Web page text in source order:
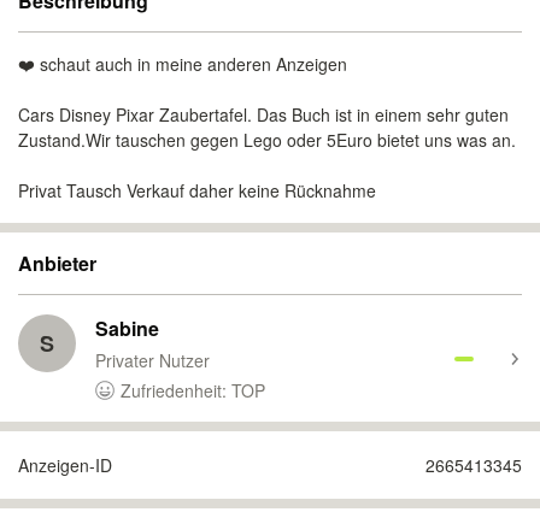
❤️ schaut auch in meine anderen Anzeigen
Cars Disney Pixar Zaubertafel. Das Buch ist in einem sehr guten
Zustand.Wir tauschen gegen Lego oder 5Euro bietet uns was an.
Privat Tausch Verkauf daher keine Rücknahme
Anbieter
S Sabine
Privater Nutzer
Zufriedenheit: TOP
Anzeigen-ID 2665413345